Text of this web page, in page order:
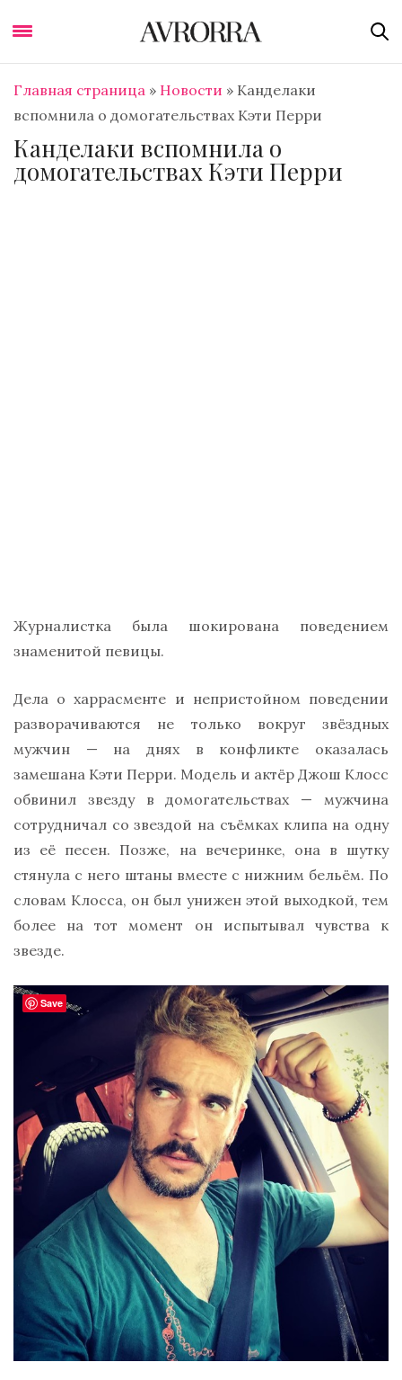
Главная страница » Новости » Канделаки
вспомнила о домогательствах Кэти Перри
Канделаки вспомнила о
домогательствах Кэти Перри
Журналистка была шокирована поведением
знаменитой певицы.
Дела о харрасменте и непристойном поведении
разворачиваются не только вокруг звёздных
мужчин — на днях в конфликте оказалась
замешана Кэти Перри. Модель и актёр Джош Клосс
обвинил звезду в домогательствах — мужчина
сотрудничал со звездой на съёмках клипа на одну
из её песен. Позже, на вечеринке, она в шутку
стянула с него штаны вместе с нижним бельём. По
словам Клосса, он был унижен этой выходкой, тем
более на тот момент он испытывал чувства к
звезде.
Save